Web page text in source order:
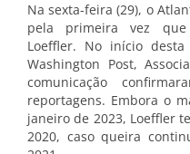
Na sexta-feira (29), o
pela primeira vez que
Loeffler. No início
Washington Post,
comunicação
reportagens. Embora o
janeiro de 2023, Loeffler
2020, caso queira